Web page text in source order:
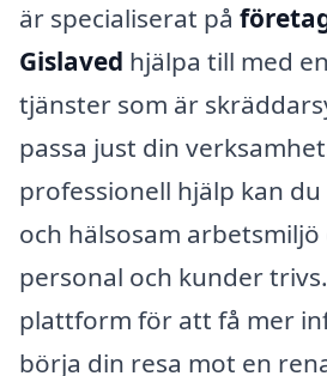
är specialiserat på
Gislaved hjälpa till med
tjänster som är
passa just din
professionell hjälp kan
och hälsosam
personal och kunder
plattform för att få mer
börja din resa mot en